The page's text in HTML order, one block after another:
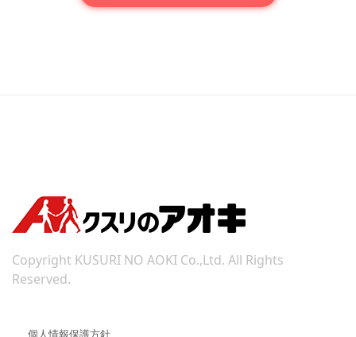
Copyright KUSURI NO AOKI Co.,Ltd. All Rights
Reserved.
個人情報保護方針